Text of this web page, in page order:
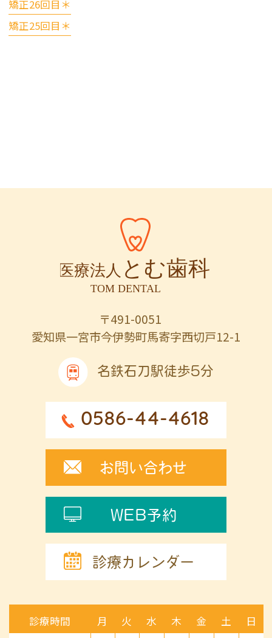
矯正26回目＊
矯正25回目＊
〒491-0051
愛知県一宮市今伊勢町馬寄字西切戸12-1
名鉄石刀駅徒歩5分
0586-44-4618
お問い合わせ
WEB予約
診療カレンダー
診療時間 月 火 水 木 金 土 日